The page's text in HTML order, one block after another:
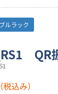
ルラック
QR
込み）